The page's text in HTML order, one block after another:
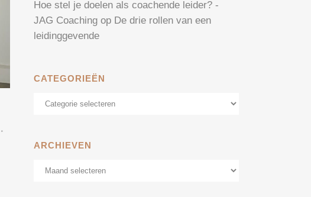
Hoe stel je doelen als coachende leider? -
JAG Coaching op De drie rollen van een
leidinggevende
CATEGORIEËN
Categorieën
ARCHIEVEN
Archieven